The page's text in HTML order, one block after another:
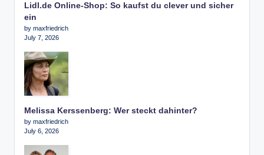
Lidl.de Online-Shop: So kaufst du clever und sicher
ein
by maxfriedrich
July 7, 2026
Melissa Kerssenberg: Wer steckt dahinter?
by maxfriedrich
July 6, 2026